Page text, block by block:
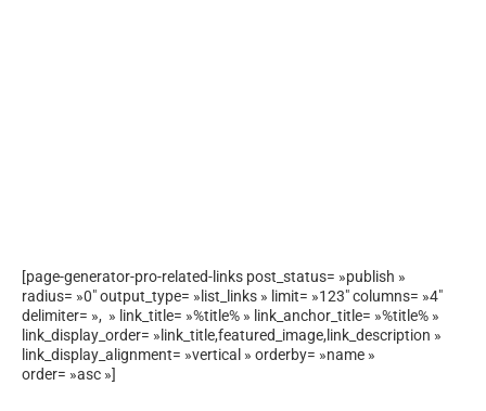
[page-generator-pro-related-links post_status= »publish »
radius= »0″ output_type= »list_links » limit= »123″ columns= »4″
delimiter= », » link_title= »%title% » link_anchor_title= »%title% »
link_display_order= »link_title,featured_image,link_description »
link_display_alignment= »vertical » orderby= »name »
order= »asc »]